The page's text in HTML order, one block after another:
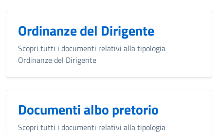
Ordinanze del Dirigente
Scopri tutti i documenti relativi alla tipologia
Ordinanze del Dirigente
Documenti albo pretorio
Scopri tutti i documenti relativi alla tipologia